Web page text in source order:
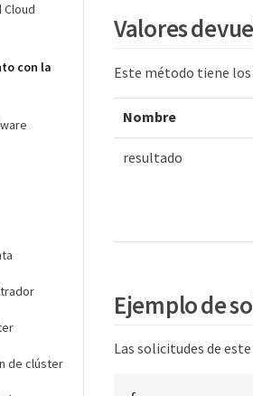
Cloud
con la
de clúster
Valores
Este método tiene
Nombre
resultado
Ejemplo de
Las solicitudes de